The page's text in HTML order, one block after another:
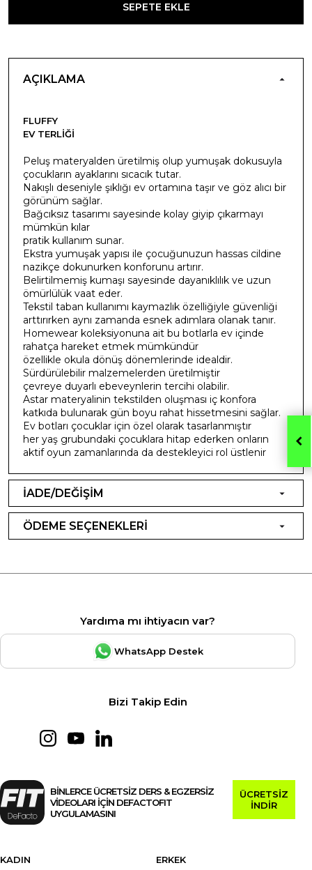
SEPETE EKLE
AÇIKLAMA
FLUFFY
EV TERLIĞI
Peluş materyalden üretilmiş olup yumuşak dokusuyla
çocukların ayaklarını sıcacık tutar.
Nakışlı deseniyle şıklığı ev ortamına taşır ve göz alıcı bir
görünüm sağlar.
Bağcıksız tasarımı sayesinde kolay giyip çıkarmayı
mümkün kılar
pratik kullanım sunar.
Ekstra yumuşak yapısı ile çocuğunuzun hassas cildine
nazikçe dokunurken konforunu artırır.
Belirtilmemiş kumaşı sayesinde dayanıklılık ve uzun
ömürlülük vaat eder.
Tekstil taban kullanımı kaymazlık özelliğiyle güvenliği
arttırırken aynı zamanda esnek adımlara olanak tanır.
Homewear koleksiyonuna ait bu botlarla ev içinde
rahatça hareket etmek mümkündür
özellikle okula dönüş dönemlerinde idealdir.
Sürdürülebilir malzemelerden üretilmiştir
çevreye duyarlı ebeveynlerin tercihi olabilir.
Astar materyalinin tekstilden oluşması iç konfora
katkıda bulunarak gün boyu rahat hissetmesini sağlar.
Ev botları çocuklar için özel olarak tasarlanmıştır
her yaş grubundaki çocuklara hitap ederken onların
aktif oyun zamanlarında da destekleyici rol üstlenir
İADE/DEĞİŞİM
ÖDEME SEÇENEKLERİ
Yardıma mı ihtiyacın var?
WhatsApp Destek
Bizi Takip Edin
BİNLERCE ÜCRETSİZ DERS & EGZERSİZ
VİDEOLARI İÇİN DEFACTOFIT
UYGULAMASINI
ÜCRETSİZ
İNDİR
KADIN
ERKEK